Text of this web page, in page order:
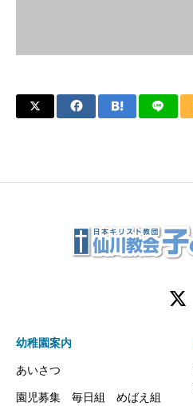
幼稚園案内
あいさつ
園児募集 毎日組 めばえ組